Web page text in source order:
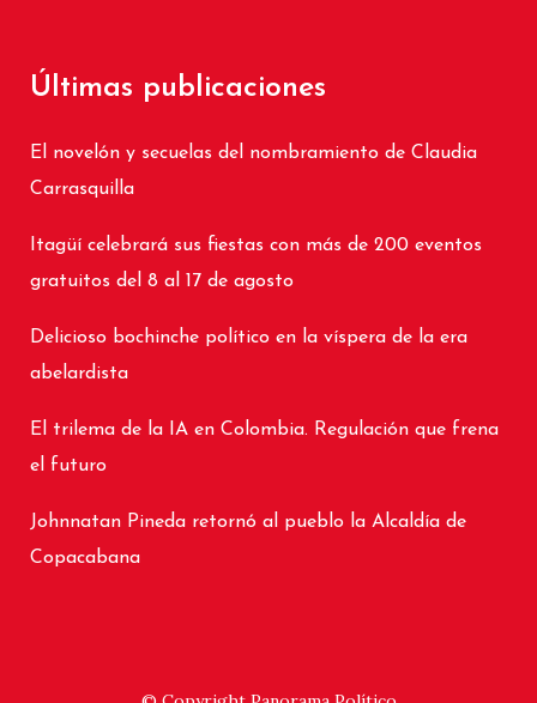
Últimas publicaciones
El novelón y secuelas del nombramiento de Claudia
Carrasquilla
Itagüí celebrará sus fiestas con más de 200 eventos
gratuitos del 8 al 17 de agosto
Delicioso bochinche político en la víspera de la era
abelardista
El trilema de la IA en Colombia. Regulación que frena
el futuro
Johnnatan Pineda retornó al pueblo la Alcaldía de
Copacabana